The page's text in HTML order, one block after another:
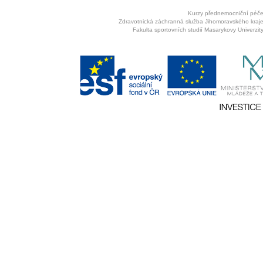
Kurzy přednemocniční péče
Zdravotnická záchranná služba Jihomoravského kraje
Fakulta sportovních studií Masarykovy Univerzity